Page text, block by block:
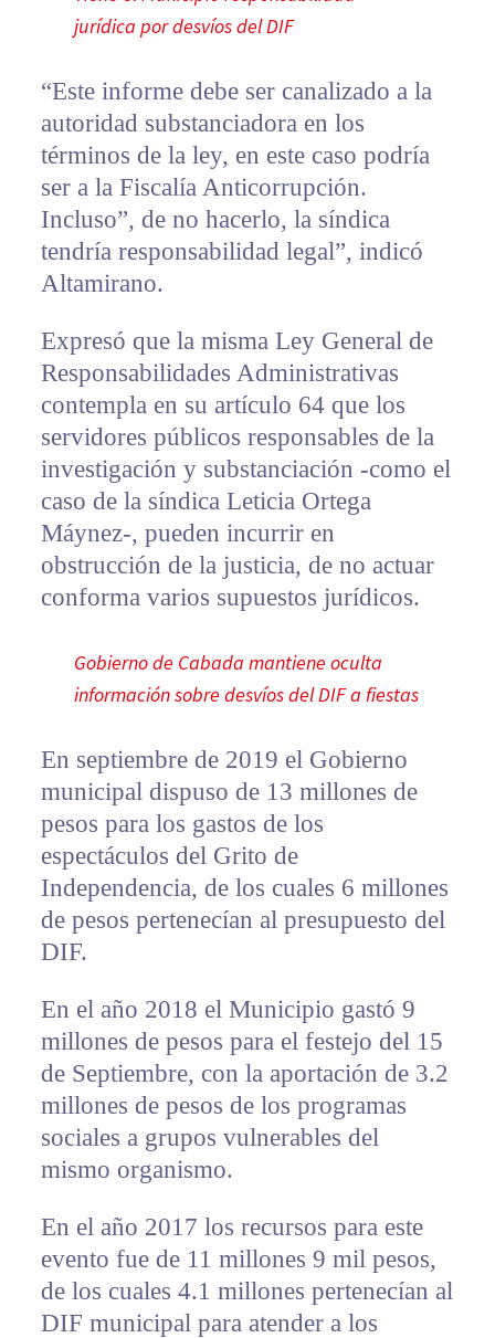
jurídica por desvíos del DIF
“Este informe debe ser canalizado a la
autoridad substanciadora en los
términos de la ley, en este caso podría
ser a la Fiscalía Anticorrupción.
Incluso”, de no hacerlo, la síndica
tendría responsabilidad legal”, indicó
Altamirano.
Expresó que la misma Ley General de
Responsabilidades Administrativas
contempla en su artículo 64 que los
servidores públicos responsables de la
investigación y substanciación -como el
caso de la síndica Leticia Ortega
Máynez-, pueden incurrir en
obstrucción de la justicia, de no actuar
conforma varios supuestos jurídicos.
Gobierno de Cabada mantiene oculta
información sobre desvíos del DIF a fiestas
En septiembre de 2019 el Gobierno
municipal dispuso de 13 millones de
pesos para los gastos de los
espectáculos del Grito de
Independencia, de los cuales 6 millones
de pesos pertenecían al presupuesto del
DIF.
En el año 2018 el Municipio gastó 9
millones de pesos para el festejo del 15
de Septiembre, con la aportación de 3.2
millones de pesos de los programas
sociales a grupos vulnerables del
mismo organismo.
En el año 2017 los recursos para este
evento fue de 11 millones 9 mil pesos,
de los cuales 4.1 millones pertenecían al
DIF municipal para atender a los